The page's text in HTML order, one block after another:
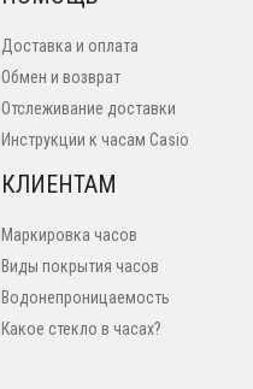
Доставка и оплата
Обмен и возврат
Отслеживание доставки
Инструкции к часам Casio
КЛИЕНТАМ
Маркировка часов
Виды покрытия часов
Водонепроницаемость
Какое стекло в часах?